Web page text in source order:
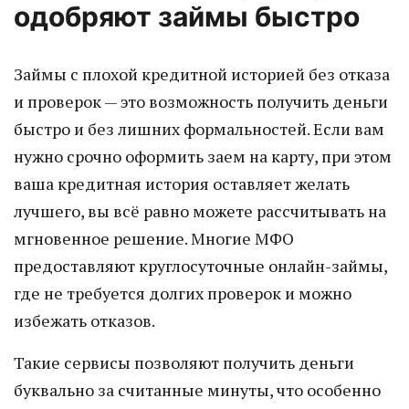
одобряют займы быстро
Займы с плохой кредитной историей без отказа
и проверок — это возможность получить деньги
быстро и без лишних формальностей. Если вам
нужно срочно оформить заем на карту, при этом
ваша кредитная история оставляет желать
лучшего, вы всё равно можете рассчитывать на
мгновенное решение. Многие МФО
предоставляют круглосуточные онлайн-займы,
где не требуется долгих проверок и можно
избежать отказов.
Такие сервисы позволяют получить деньги
буквально за считанные минуты, что особенно